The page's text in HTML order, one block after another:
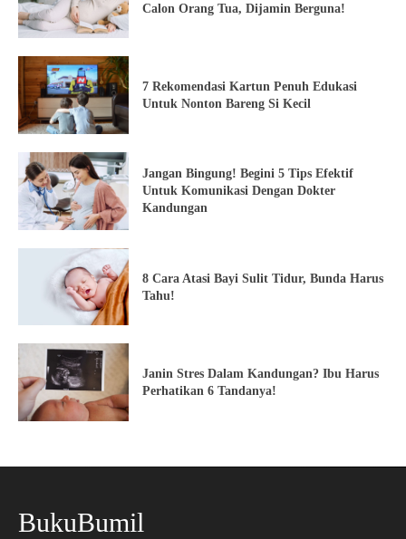
Calon Orang Tua, Dijamin Berguna!
7 Rekomendasi Kartun Penuh Edukasi
Untuk Nonton Bareng Si Kecil
Jangan Bingung! Begini 5 Tips Efektif
Untuk Komunikasi Dengan Dokter
Kandungan
8 Cara Atasi Bayi Sulit Tidur, Bunda Harus
Tahu!
Janin Stres Dalam Kandungan? Ibu Harus
Perhatikan 6 Tandanya!
BukuBumil